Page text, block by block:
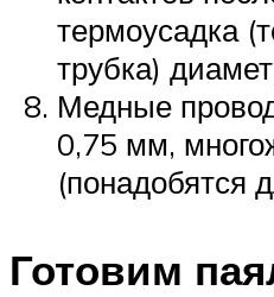
термоусадка
трубка)
Медные
0,75 мм,
(понадобятся
Готовим